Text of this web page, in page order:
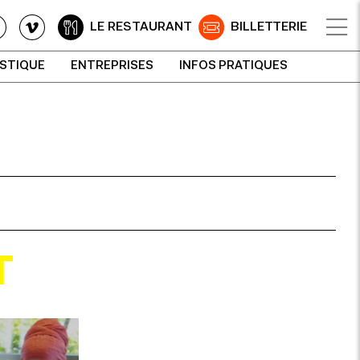
LE RESTAURANT BILLETTERIE
ENTREPRISES INFOS PRATIQUES